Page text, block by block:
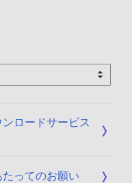
ロードサービス
ってのお願い